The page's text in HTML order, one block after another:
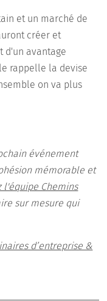
et un marché de
créer et
d'un avantage
rappelle la devise
on va plus
événement
mémorable et
l'équipe Chemins
sur mesure qui
d’entreprise &